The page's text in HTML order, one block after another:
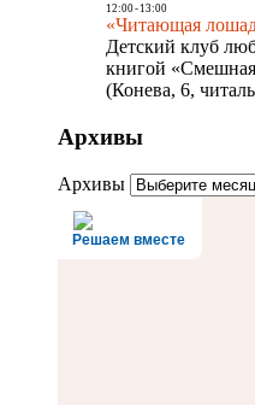
12:00- 13:00
«Читающая
Детский клуб
книгой
(Конева, 6,
Архивы
Архивы
Решаем вместе